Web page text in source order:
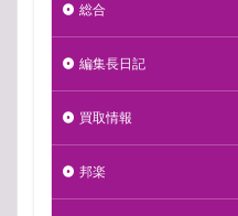
総合
編集長日記
買取情報
邦楽